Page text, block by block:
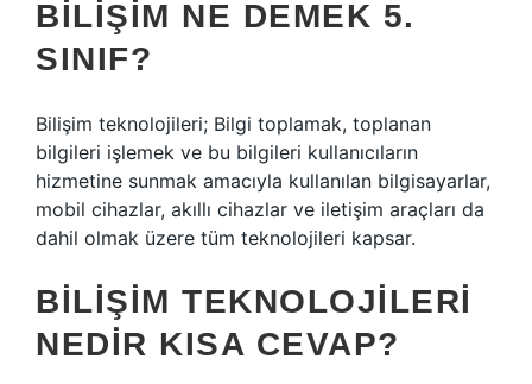
BILIŞIM NE DEMEK 5.
SINIF?
Bilişim teknolojileri; Bilgi toplamak, toplanan
bilgileri işlemek ve bu bilgileri kullanıcıların
hizmetine sunmak amacıyla kullanılan bilgisayarlar,
mobil cihazlar, akıllı cihazlar ve iletişim araçları da
dahil olmak üzere tüm teknolojileri kapsar.
BILIŞIM TEKNOLOJILERI
NEDIR KISA CEVAP?